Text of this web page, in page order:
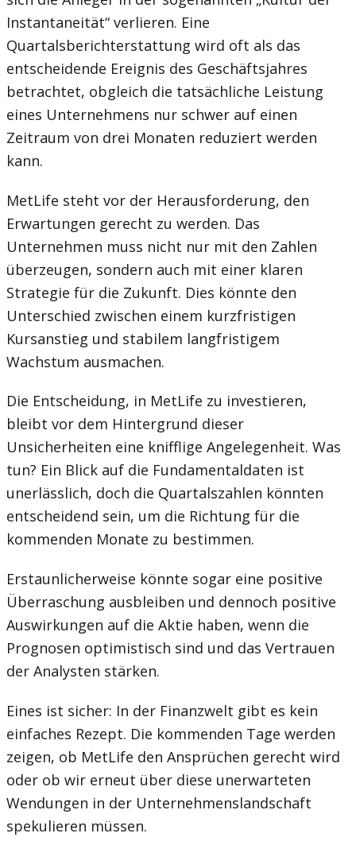
Instantaneität“ verlieren. Eine
Quartalsberichterstattung wird oft als das
entscheidende Ereignis des Geschäftsjahres
betrachtet, obgleich die tatsächliche Leistung
eines Unternehmens nur schwer auf einen
Zeitraum von drei Monaten reduziert werden
kann.
MetLife steht vor der Herausforderung, den
Erwartungen gerecht zu werden. Das
Unternehmen muss nicht nur mit den Zahlen
überzeugen, sondern auch mit einer klaren
Strategie für die Zukunft. Dies könnte den
Unterschied zwischen einem kurzfristigen
Kursanstieg und stabilem langfristigem
Wachstum ausmachen.
Die Entscheidung, in MetLife zu investieren,
bleibt vor dem Hintergrund dieser
Unsicherheiten eine knifflige Angelegenheit. Was
tun? Ein Blick auf die Fundamentaldaten ist
unerlässlich, doch die Quartalszahlen könnten
entscheidend sein, um die Richtung für die
kommenden Monate zu bestimmen.
Erstaunlicherweise könnte sogar eine positive
Überraschung ausbleiben und dennoch positive
Auswirkungen auf die Aktie haben, wenn die
Prognosen optimistisch sind und das Vertrauen
der Analysten stärken.
Eines ist sicher: In der Finanzwelt gibt es kein
einfaches Rezept. Die kommenden Tage werden
zeigen, ob MetLife den Ansprüchen gerecht wird
oder ob wir erneut über diese unerwarteten
Wendungen in der Unternehmenslandschaft
spekulieren müssen.